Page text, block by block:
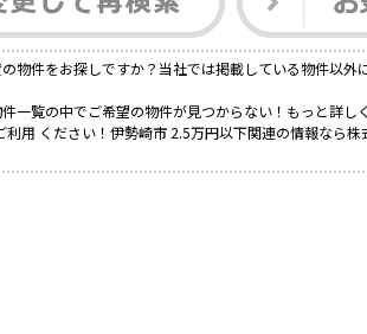
物件をお探しですか？当社では掲載している物件以外
一覧の中でご希望の物件が見つからない！もっと詳し
利用 ください！伊勢崎市 2.5万円以下関連の情報なら